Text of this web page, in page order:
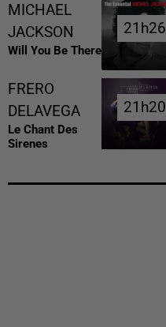
MICHAEL
JACKSON
Will You Be There
21h26
21h26
FRERO
DELAVEGA
Le Chant Des
Sirenes
21h20
21h20